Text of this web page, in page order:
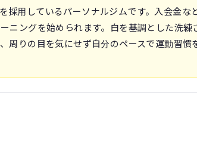
採用しているパーソナルジムです。入会金な
ニングを始められます。白を基調とした洗練
周りの目を気にせず自分のペースで運動習慣